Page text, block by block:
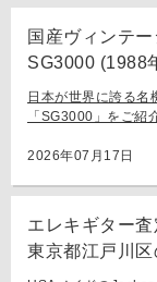
国産ヴィンテ
SG3000 (1988
にて買取
日本が世界に誇る名
「SG3000」をご紹
フラッグシップモデ
2026年07月17日
エレキギター
東京都江戸川